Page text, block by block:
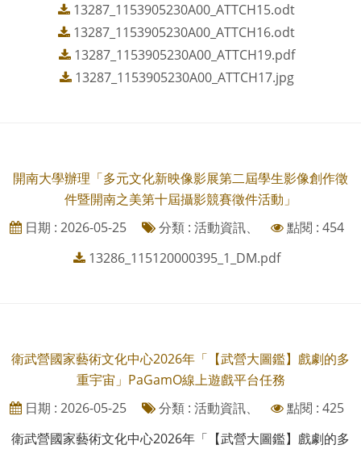
13287_1153905230A00_ATTCH15.odt
13287_1153905230A00_ATTCH16.odt
13287_1153905230A00_ATTCH19.pdf
13287_1153905230A00_ATTCH17.jpg
開南大學辦理「多元文化新映像影展第二屆學生影像創作徵
件暨開南之美第十屆攝影競賽徵件活動」
日期 : 2026-05-25
分類 : 活動資訊、
點閱 : 454
13286_115120000395_1_DM.pdf
衛武營國家藝術文化中心2026年「【武營大圖鑑】戲劇的多
重宇宙」PaGamO線上遊戲平台任務
日期 : 2026-05-25
分類 : 活動資訊、
點閱 : 425
衛武營國家藝術文化中心2026年「【武營大圖鑑】戲劇的多